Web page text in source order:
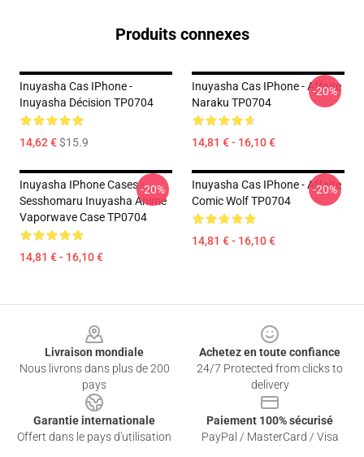
Produits connexes
Inuyasha Cas IPhone -
Inuyasha Décision TP0704
14,62 €$15.9
Inuyasha Cas IPhone - Affaire
Naraku TP0704
14,81 € - 16,10 €
-20%
Inuyasha IPhone Cases -
Sesshomaru Inuyasha Anime
Vaporwave Case TP0704
14,81 € - 16,10 €
-20%
Inuyasha Cas IPhone - Affaire
Comic Wolf TP0704
14,81 € - 16,10 €
-20%
Livraison mondiale
Nous livrons dans plus de 200
pays
Achetez en toute confiance
24/7 Protected from clicks to
delivery
Garantie internationale
Offert dans le pays d'utilisation
Paiement 100% sécurisé
PayPal / MasterCard / Visa